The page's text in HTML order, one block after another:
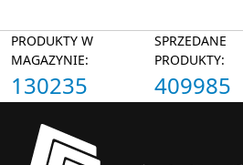
PRODUKTY W
MAGAZYNIE:
130235
SPRZEDANE
PRODUKTY:
409985